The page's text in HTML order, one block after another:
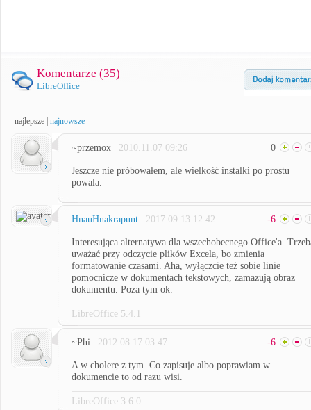
Komentarze (35)
LibreOffice
najlepsze najnowsze
~przemox | 2010.11.07 09:26 0
Jeszcze nie próbowałem, ale wielkość instalki po prostu
powala.
HnauHnakrapunt | 2017.09.13 12:42 -6
Interesująca alternatywa dla wszechobecnego Office'a.
uważać przy odczycie plików Excela, bo zmienia
formatowanie czasami. Aha, wyłączcie też sobie linie
pomocnicze w dokumentach tekstowych, zamazują obraz
dokumentu. Poza tym ok.
LibreOffice 5.4.1
~Phi | 2012.08.17 03:47 -6
A w cholerę z tym. Co zapisuje albo poprawiam w
dokumencie to od razu wisi.
LibreOffice 3.6.0